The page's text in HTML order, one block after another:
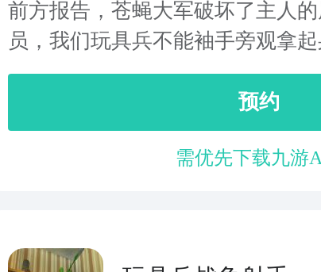
前方报告，苍蝇大军破坏了主人
员，我们玩具兵不能袖手旁观拿
预约
需优先下载九游